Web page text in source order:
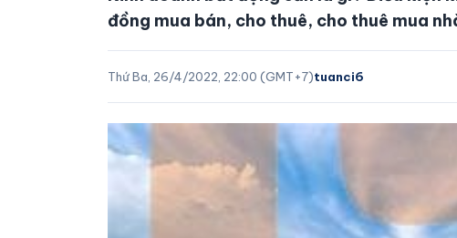
đồng mua bán, cho thuê, cho thuê mua
Thứ Ba, 26/4/2022, 22:00 (GMT+7)tuanci6